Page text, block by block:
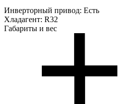
Инверторный привод: Есть
Хладагент: R32
Габариты и вес